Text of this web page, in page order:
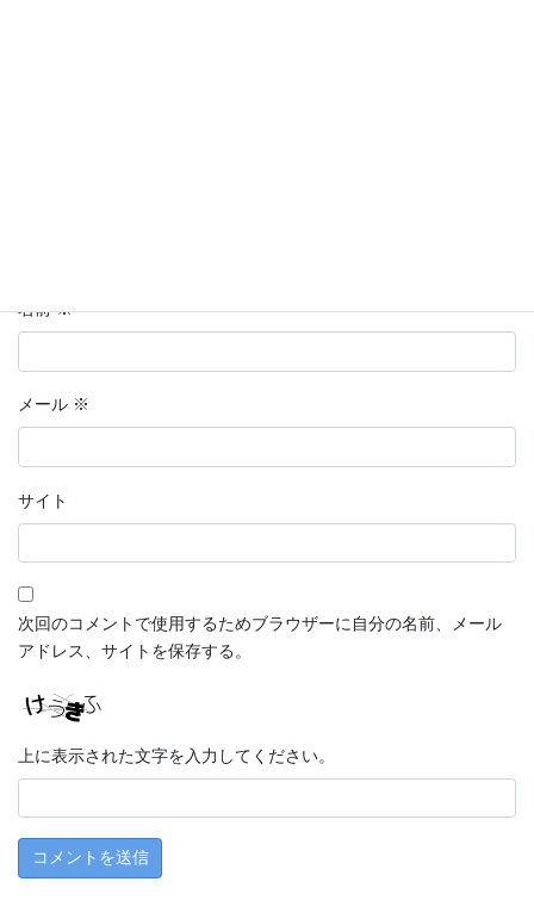
名前※
メール ※
サイト
次回のコメントで使用するためブラウザーに自分の名前、メール
アドレス、サイトを保存する。
上に表示された文字を入力してください。